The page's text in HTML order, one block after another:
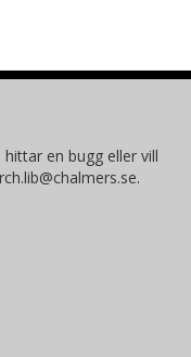
en bugg eller vill